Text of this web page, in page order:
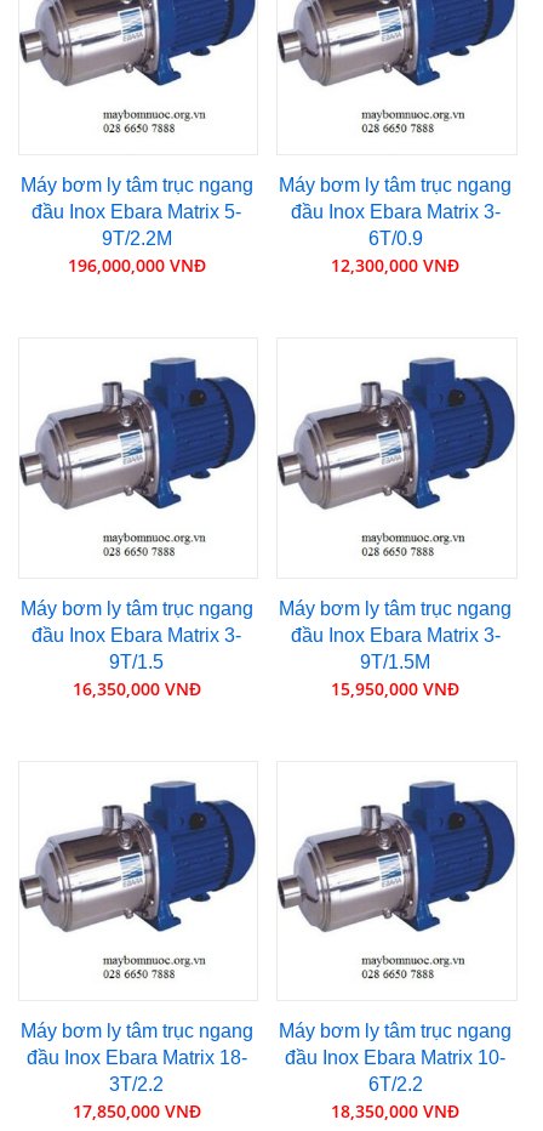
Máy bơm ly tâm trục ngang
đầu Inox Ebara Matrix 5-
9T/2.2M
196,000,000 VNĐ
Máy bơm ly tâm trục ngang
đầu Inox Ebara Matrix 3-
6T/0.9
12,300,000 VNĐ
Máy bơm ly tâm trục ngang
đầu Inox Ebara Matrix 3-
9T/1.5
16,350,000 VNĐ
Máy bơm ly tâm trục ngang
đầu Inox Ebara Matrix 3-
9T/1.5M
15,950,000 VNĐ
Máy bơm ly tâm trục ngang
đầu Inox Ebara Matrix 18-
3T/2.2
17,850,000 VNĐ
Máy bơm ly tâm trục ngang
đầu Inox Ebara Matrix 10-
6T/2.2
18,350,000 VNĐ